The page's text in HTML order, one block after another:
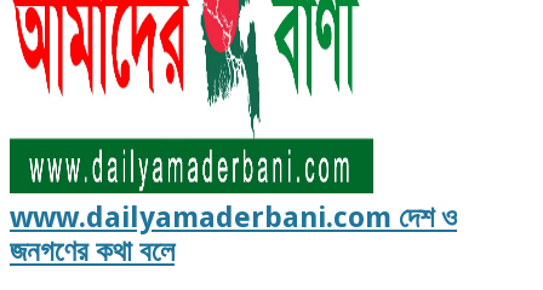
www.dailyamaderbani.com দেশ ও
জনগণের কথা বলে